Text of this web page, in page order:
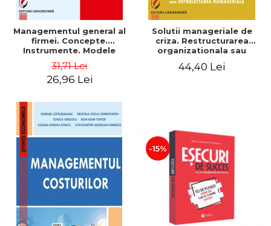
Managementul general al
firmei. Concepte.
Instrumente. Modele
31,71 Lei
26,96 Lei
Solutii manageriale de
criza. Restructurarea
organizationala sau
44,40 Lei
-15%